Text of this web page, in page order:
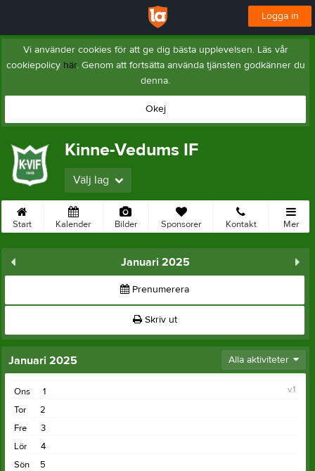
Logga in
Vi använder cookies för att ge dig bästa upplevelsen. Läs vår
cookiepolicy här. Genom att fortsätta använda tjänsten godkänner du
denna.
Okej
Kinne-Vedums IF
Välj lag
Start Kalender Bilder Sponsorer Kontakt Mer
Januari 2025
Prenumerera
Skriv ut
Januari 2025 Alla aktiviteter
1
Ons
v.1
2
Tor
3
Fre
4
Lör
5
Sön